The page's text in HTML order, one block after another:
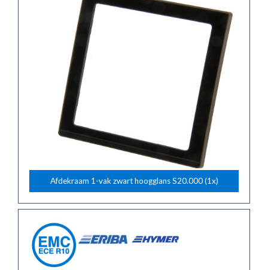
Afdekraam 1-vak zwart hoogglans S20.000 (1x)